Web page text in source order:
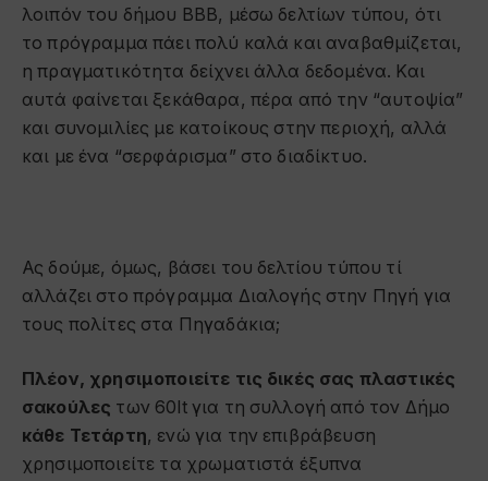
λοιπόν του δήμου ΒΒΒ, μέσω δελτίων τύπου, ότι
το πρόγραμμα πάει πολύ καλά και αναβαθμίζεται,
η πραγματικότητα δείχνει άλλα δεδομένα. Και
αυτά φαίνεται ξεκάθαρα, πέρα από την “αυτοψία”
και συνομιλίες με κατοίκους στην περιοχή, αλλά
και με ένα “σερφάρισμα” στο διαδίκτυο.
Ας δούμε, όμως, βάσει του δελτίου τύπου τί
αλλάζει στο πρόγραμμα Διαλογής στην Πηγή για
τους πολίτες στα Πηγαδάκια;
Πλέον, χρησιμοποιείτε τις δικές σας πλαστικές
σακούλες των 60lt για τη συλλογή από τον Δήμο
κάθε Τετάρτη, ενώ για την επιβράβευση
χρησιμοποιείτε τα χρωματιστά έξυπνα